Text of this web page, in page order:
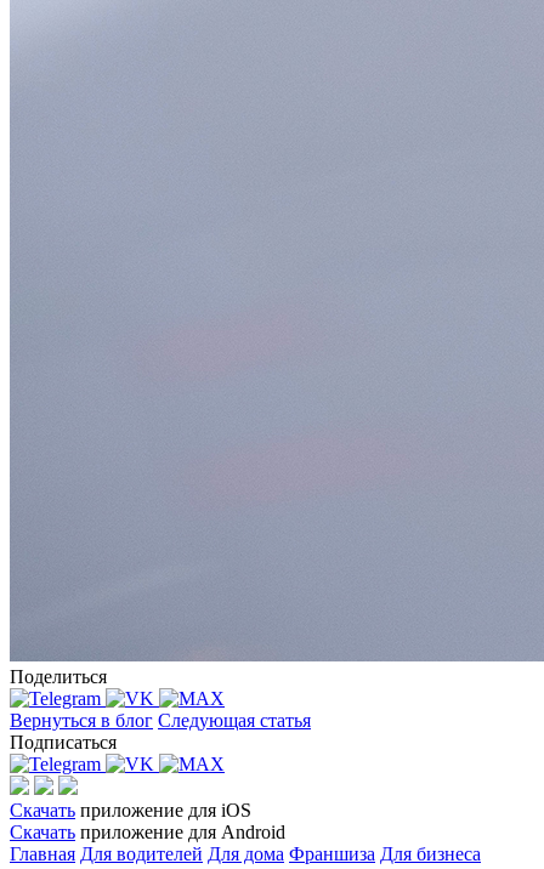
Поделиться
Вернуться в блог Следующая статья
Подписаться
Скачать приложение для iOS
Скачать приложение для Android
Главная Для водителей Для дома Франшиза Для бизнеса